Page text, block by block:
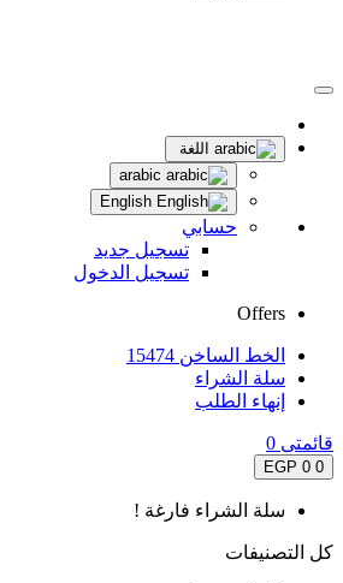
اللغة
حسابي
تسجيل جديد
تسجيل الدخول
Offers
الخط الساخن 15474
سلة الشراء
إنهاء الطلب
قائمتى 0
0
0 EGP
سلة الشراء فارغة !
كل التصنيفات